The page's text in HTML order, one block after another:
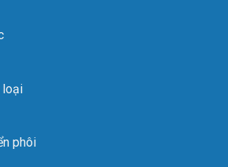
loại
phôi